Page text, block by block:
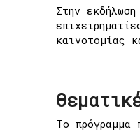
Στην
καινοτομίας
Το πρόγραμμα